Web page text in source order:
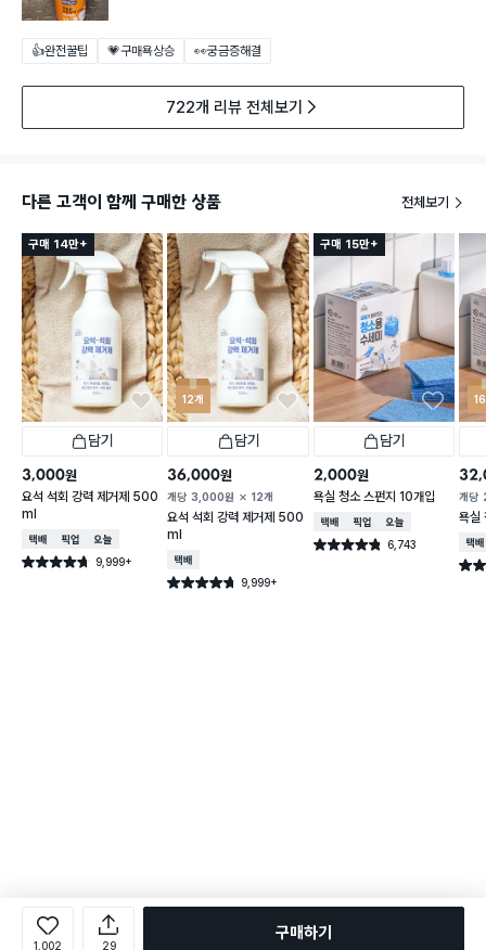
👍완전꿀팁 💗구매욕상승 👀궁금증해결
722개 리뷰 전체보기
다른 고객이 함께 구매한 상품 전체보기
구매 14만+
담기
3,000원
요석 석회 강력 제거제 500
ml
택배배송매장픽업오늘배송
별점 4.7점 9,999+
건 작성
12개
담기
36,000원
개당 3,000원 12개
요석 석회 강력 제거제 500
ml
택배배송
별점 4.7점 9,999+
건 작성
구매 15만+
담기
2,000원
욕실 청소 스펀지 10개입
택배배송매장픽업오늘배송
별점 4.8점 6,743
건 작성
개당
욕실
택배
별점
1,002 29
구매하기